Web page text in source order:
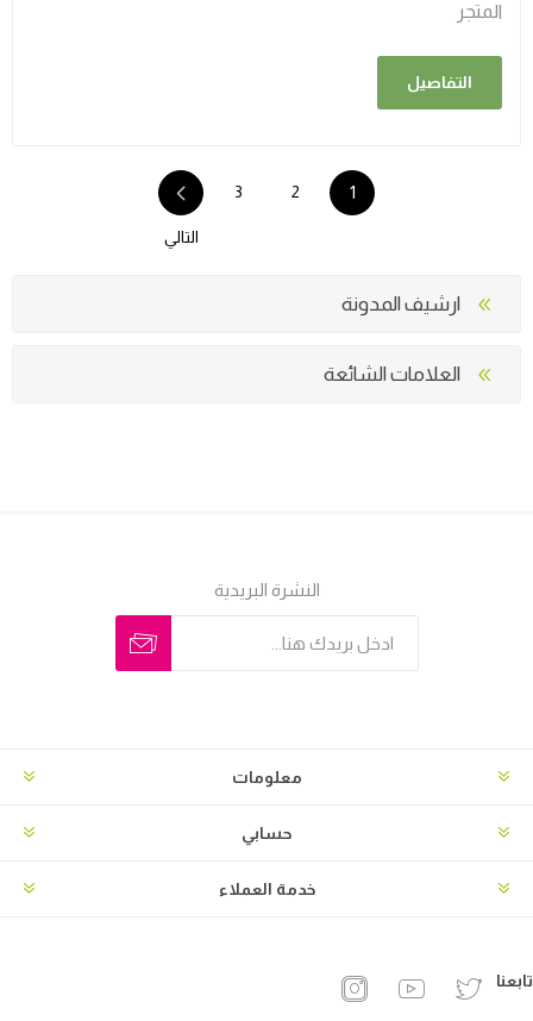
المتجر
التفاصيل
1
2
3
التالي
ارشيف المدونة
العلامات الشائعة
النشرة البريدية
معلومات
حسابي
خدمة العملاء
تابعنا